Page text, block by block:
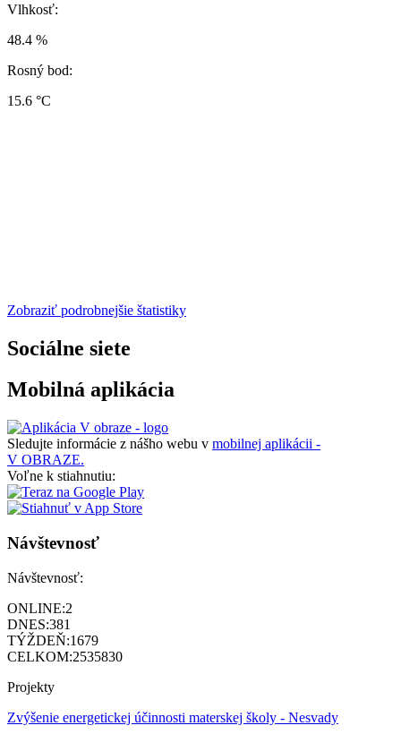
Vlhkosť:
48.4 %
Rosný bod:
15.6 °C
Zobraziť podrobnejšie štatistiky
Sociálne siete
Mobilná aplikácia
Sledujte informácie z nášho webu v mobilnej aplikácii -
V OBRAZE.
Voľne k stiahnutiu:
Návštevnosť
Návštevnosť:
ONLINE:2
DNES:381
TÝŽDEŇ:1679
CELKOM:2535830
Projekty
Zvýšenie energetickej účinnosti materskej školy - Nesvady